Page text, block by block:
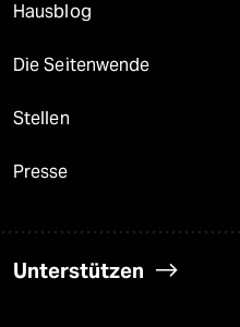
Hausblog
Die Seitenwende
Stellen
Presse
Unterstützen